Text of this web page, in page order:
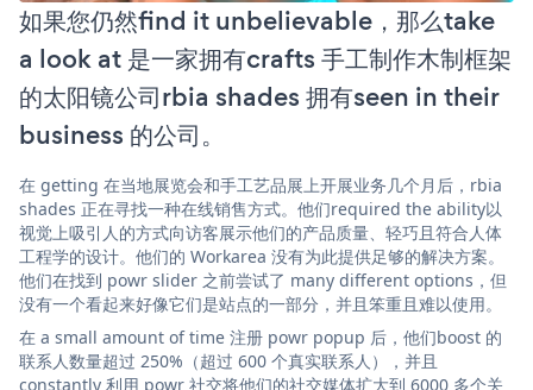
如果您仍然find it unbelievable，那么take
a look at 是一家拥有crafts 手工制作木制框架
的太阳镜公司rbia shades 拥有seen in their
business 的公司。
在 getting 在当地展览会和手工艺品展上开展业务几个月后，rbia
shades 正在寻找一种在线销售方式。他们required the ability以
视觉上吸引人的方式向访客展示他们的产品质量、轻巧且符合人体
工程学的设计。他们的 Workarea 没有为此提供足够的解决方案。
他们在找到 powr slider 之前尝试了 many different options，但
没有一个看起来好像它们是站点的一部分，并且笨重且难以使用。
在 a small amount of time 注册 powr popup 后，他们boost 的
联系人数量超过 250%（超过 600 个真实联系人），并且
constantly 利用 powr 社交将他们的社交媒体扩大到 6000 多个关